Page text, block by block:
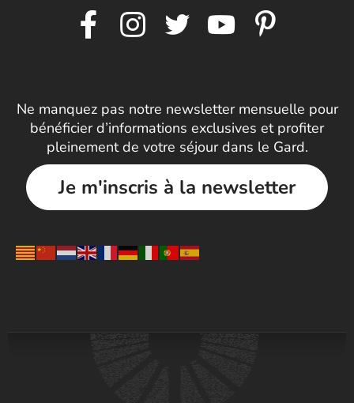
Ne manquez pas notre newsletter mensuelle pour
bénéficier d’informations exclusives et profiter
pleinement de votre séjour dans le Gard.
Je m'inscris à la newsletter